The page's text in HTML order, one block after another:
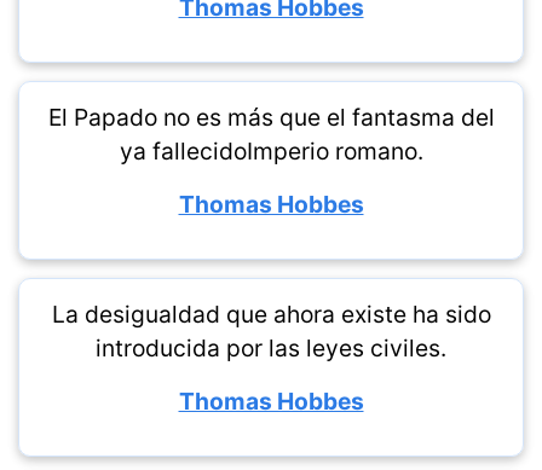
Thomas Hobbes
El Papado no es más que el fantasma del
ya fallecidoImperio romano.
Thomas Hobbes
La desigualdad que ahora existe ha sido
introducida por las leyes civiles.
Thomas Hobbes